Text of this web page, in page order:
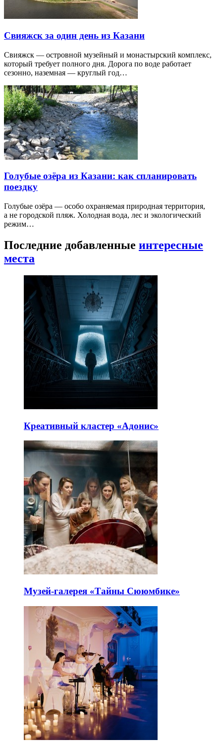
Свияжск за один день из Казани
Свияжск — островной музейный и монастырский комплекс,
который требует полного дня. Дорога по воде работает
сезонно, наземная — круглый год…
Голубые озёра из Казани: как спланировать
поездку
Голубые озёра — особо охраняемая природная территория,
а не городской пляж. Холодная вода, лес и экологический
режим…
Последние добавленные интересные
места
Креативный кластер «Адонис»
Музей-галерея «Тайны Сююмбике»